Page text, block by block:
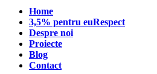
Home
3,5% pentru euRespect
Despre noi
Proiecte
Blog
Contact